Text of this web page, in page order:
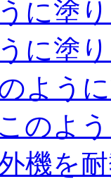
に塗
に塗
よう
のよ
機を